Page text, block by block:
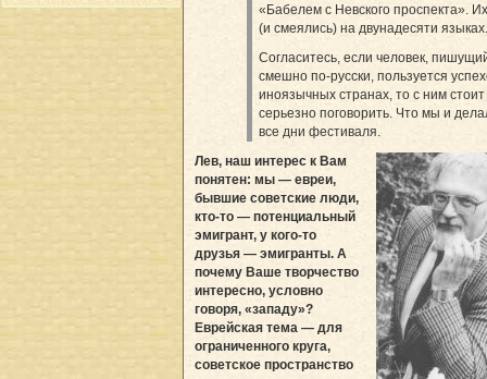
«Бабелем с Невского проспекта».
(и смеялись) на двунадесяти
Согласитесь, если человек,
смешно по-русски, пользуется
иноязычных странах, то с ним стоит
серьезно поговорить. Что мы и
все дни фестиваля.
Лев, наш интерес к Вам
понятен: мы — евреи,
бывшие советские люди,
кто-то — потенциальный
эмигрант, у кого-то
друзья — эмигранты. А
почему Ваше творчество
интересно, условно
говоря, «западу»?
Еврейская тема — для
ограниченного круга,
советское пространство